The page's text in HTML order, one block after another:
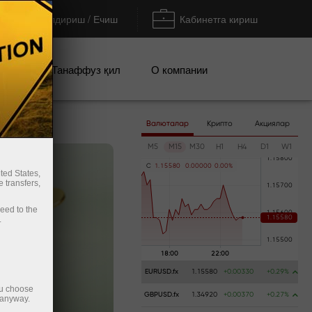
Тўлдириш / Ечиш Кабинетга кириш
Танаффуз қил О компании
Валюталар Крипто Акциялар
M5 M15 M30 H1 H4 D1 W1
C 1 . 1 5580 0 .00000 0 .00%
EURUSD.fx 1.15580 +0.00330 +0.29%
GBPUSD.fx 1.34920 +0.00370 +0.27%
States,
transfers,
to the
choose